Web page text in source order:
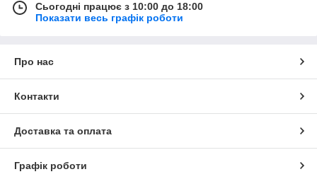
Сьогодні працює з 10:00 до 18:00
Показати весь графік роботи
Про нас
Контакти
Доставка та оплата
Графік роботи